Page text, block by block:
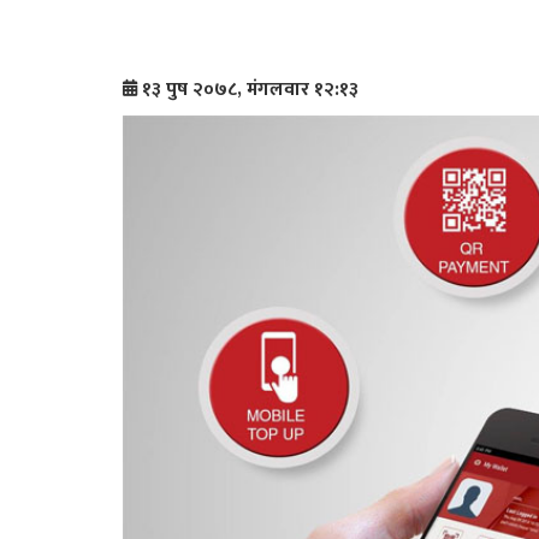
१३ पुष २०७८, मंगलवार १२:१३